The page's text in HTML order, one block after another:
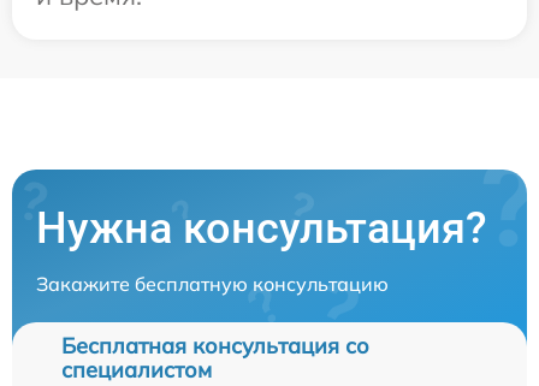
Нужна консультация?
Закажите бесплатную консультацию
Бесплатная консультация со
специалистом